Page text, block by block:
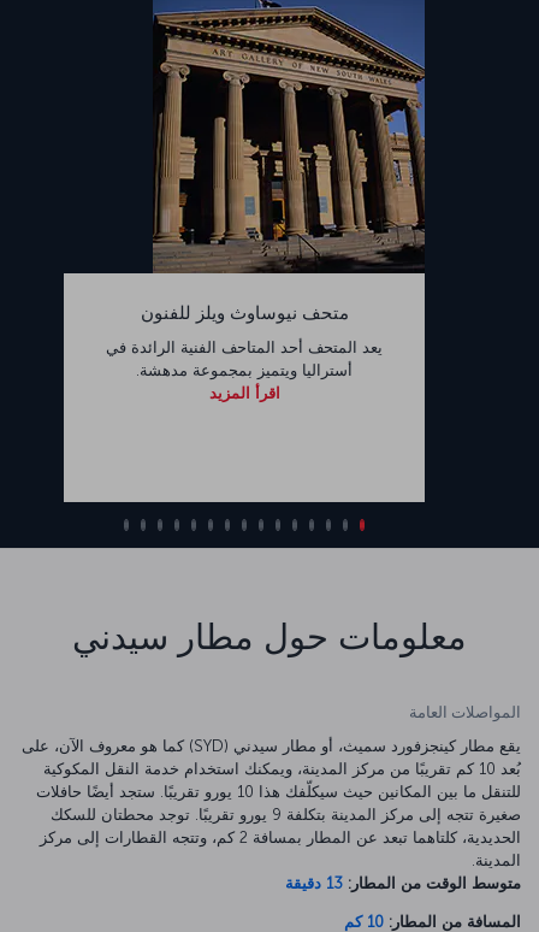
متحف نيوساوث ويلز للفنون
يعد المتحف أحد المتاحف الفنية الرائدة في
أستراليا ويتميز بمجموعة مدهشة.
اقرأ المزيد
معلومات حول مطار سيدني
المواصلات العامة
يقع مطار كينجزفورد سميث، أو مطار سيدني (SYD) كما هو معروف الآن، على
بُعد 10 كم تقريبًا من مركز المدينة، ويمكنك استخدام خدمة النقل المكوكية
للتنقل ما بين المكانين حيث سيكلّفك هذا 10 يورو تقريبًا. ستجد أيضًا حافلات
صغيرة تتجه إلى مركز المدينة بتكلفة 9 يورو تقريبًا. توجد محطتان للسكك
الحديدية، كلتاهما تبعد عن المطار بمسافة 2 كم، وتتجه القطارات إلى مركز
المدينة.
متوسط الوقت من المطار: 13 دقيقة
المسافة من المطار: 10 كم